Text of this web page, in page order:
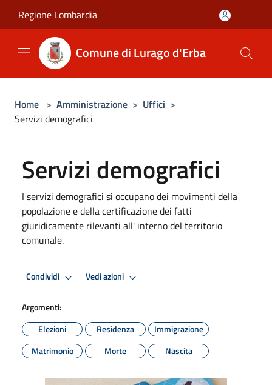
Regione Lombardia
Comune di Lurago d'Erba
Home > Amministrazione > Uffici >
Servizi demografici
Servizi demografici
I servizi demografici si occupano dei movimenti della
popolazione e della certificazione dei fatti
giuridicamente rilevanti all' interno del territorio
comunale.
Condividi Vedi azioni
Argomenti:
Elezioni
Residenza
Immigrazione
Matrimonio
Morte Nascita